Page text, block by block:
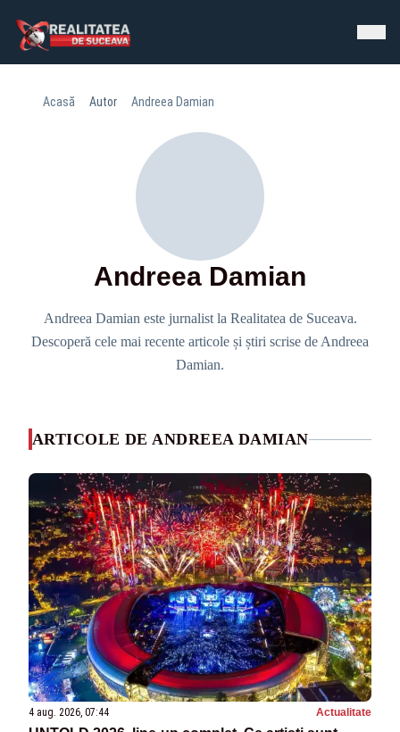
Acasă Autor Andreea Damian
Andreea Damian
Andreea Damian este jurnalist la Realitatea de Suceava.
Descoperă cele mai recente articole și știri scrise de Andreea
Damian.
ARTICOLE DE ANDREEA DAMIAN
4 aug. 2026, 07:44 Actualitate